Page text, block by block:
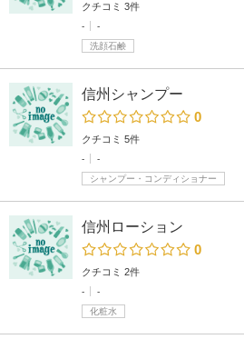
クチコミ 3件
-
-
洗顔石鹸
信州シャンプー
0
クチコミ 5件
-
-
シャンプー・コンディショナー
信州ローション
0
クチコミ 2件
-
-
化粧水